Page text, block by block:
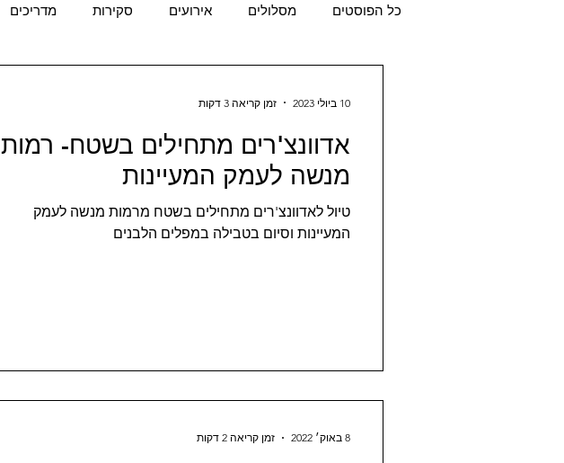
כל הפוסטים מסלולים אירועים סקירות מדריכים
אדוונצ'רים מתחילים בשטח- רמות
מנשה לעמק המעיינות
טיול לאדוונצ'רים מתחילים בשטח מרמות מנשה לעמק
המעיינות וסיום בטבילה במפלים הלבנים
10 ביולי 2023 זמן קריאה 3 דקות
8 באוק׳ 2022 זמן קריאה 2 דקות